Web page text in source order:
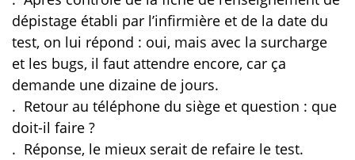
dépistage établi par l’infirmière et de la date du
test, on lui répond : oui, mais avec la surcharge
et les bugs, il faut attendre encore, car ça
demande une dizaine de jours.
. Retour au téléphone du siège et question : que
doit-il faire ?
. Réponse, le mieux serait de refaire le test.